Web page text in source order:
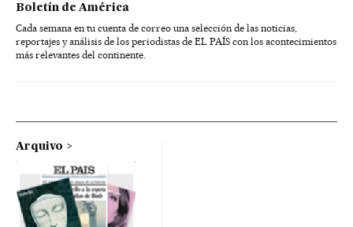
Boletín de América
Cada semana en tu cuenta de correo una selección de las noticias,
reportajes y análisis de los periodistas de EL PAÍS con los acontecimientos
más relevantes del continente.
Arquivo